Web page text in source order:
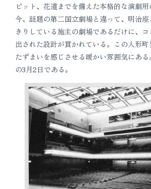
ピット、花道までを備えた本格的な演劇用
今、話題の第二国立劇場と違って、明治座
きりしている施主の劇場であるだけに、コ
出された設計が貫かれている。この人形
たずまいを感じさせる暖かい雰囲気にあ
の3月2日である。